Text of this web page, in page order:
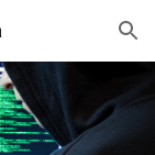
Skip to navigation